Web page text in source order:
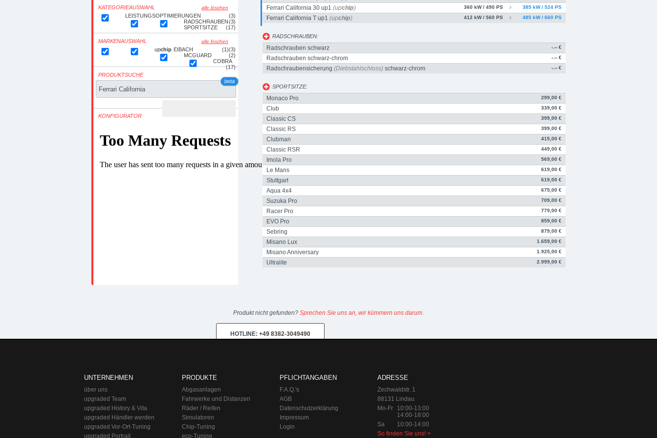
KATEGORIEAUSWAHL alle löschen
LEISTUNGSOPTIMIERUNGEN
(3)
RADSCHRAUBEN(3)
SPORTSITZE
(17)
MARKENAUSWAHL alle löschen
upchip (3)
EIBACH
(1)
MCGUARD
(2)
COBRA
(17)
PRODUKTSUCHE
beta
KONFIGURATOR
Ferrari California 30 up1 (upchip) 385 kW / 524 PS
360 kW / 490 PS
Ferrari California T up1 (upchip) 485 kW / 660 PS
412 kW / 560 PS
RADSCHRAUBEN:
Radschrauben schwarz -.-- €
Radschrauben schwarz-chrom -.-- €
Radschraubensicherung (Diebstahlschloss) schwarz-chrom -.-- €
SPORTSITZE:
Monaco Pro 299,00 €
Club 339,00 €
Classic CS 399,00 €
Classic RS 399,00 €
Clubman 415,00 €
Classic RSR 449,00 €
Imola Pro 569,00 €
Le Mans 619,00 €
Stuttgart 619,00 €
Aqua 4x4 675,00 €
Suzuka Pro 709,00 €
Racer Pro 779,00 €
EVO Pro 859,00 €
Sebring 879,00 €
Misano Lux 1.659,00 €
Misano Anniversary 1.925,00 €
Ultralite 2.999,00 €
Produkt nicht gefunden? Sprechen Sie uns an, wir kümmern uns darum.
HOTLINE: +49 8382-3049490
UNTERNEHMEN
über uns
upgraded Team
upgraded History & Vita
upgraded Händler werden
upgraded Vor-Ort-Tuning
upgraded Portrait
PRODUKTE
Abgasanlagen
Fahrwerke und Distanzen
Räder / Reifen
Simulatoren
Chip-Tuning
eco-Tuning
PFLICHTANGABEN
F.A.Q.'s
AGB
Datenschutzerklärung
Impressum
Login
ADRESSE
Zechwaldstr. 1
88131 Lindau
Mo-Fr
10:00-13:00
14:00-18:00
Sa
10:00-14:00
So finden Sie uns! >